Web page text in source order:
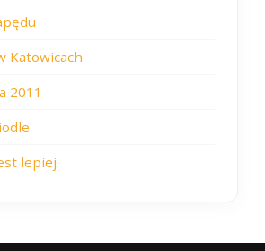
Katowicach
2011
lepiej